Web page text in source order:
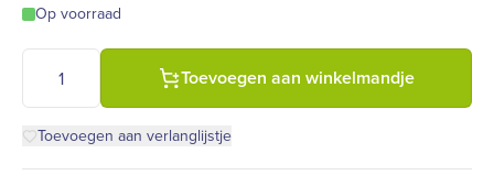
Op voorraad
Farfalla - Roos Perzisch bio (3 ml) aantal
Toevoegen aan winkelmandje
Toevoegen aan verlanglijstje